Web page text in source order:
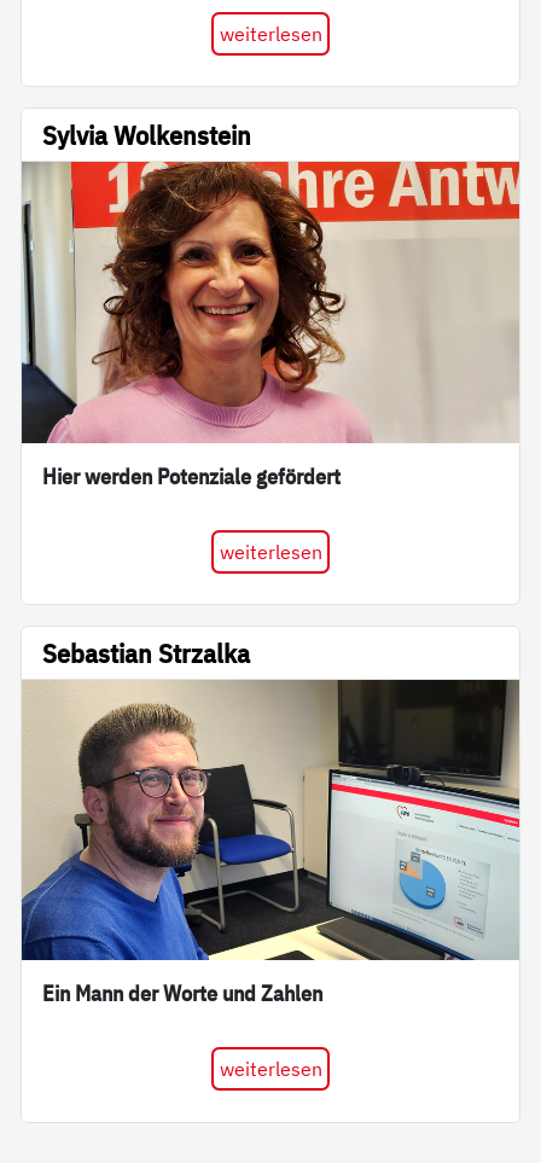
weiterlesen
Sylvia Wolkenstein
Hier werden Potenziale gefördert
weiterlesen
Sebastian Strzalka
Ein Mann der Worte und Zahlen
weiterlesen